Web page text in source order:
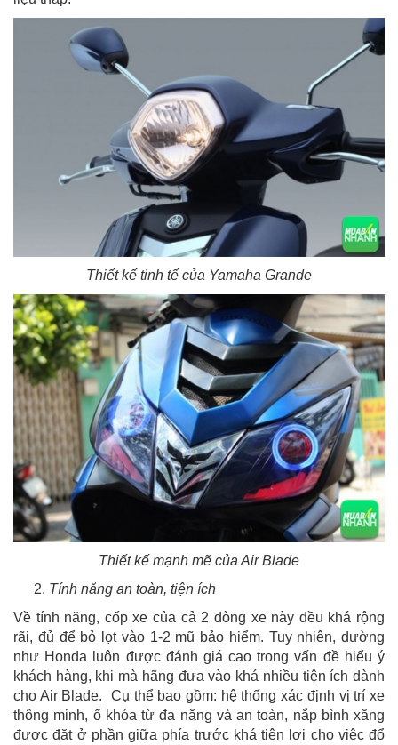
Thiết kế tinh tế của Yamaha Grande
Thiết kế mạnh mẽ của Air Blade
Tính năng an toàn, tiện ích
Về tính năng, cốp xe của cả 2 dòng xe này đều khá rộng
rãi, đủ để bỏ lọt vào 1-2 mũ bảo hiểm. Tuy nhiên, dường
như Honda luôn được đánh giá cao trong vấn đề hiểu ý
khách hàng, khi mà hãng đưa vào khá nhiều tiện ích dành
cho Air Blade. Cụ thể bao gồm: hệ thống xác định vị trí xe
thông minh, ổ khóa từ đa năng và an toàn, nắp bình xăng
được đặt ở phần giữa phía trước khá tiện lợi cho việc đổ